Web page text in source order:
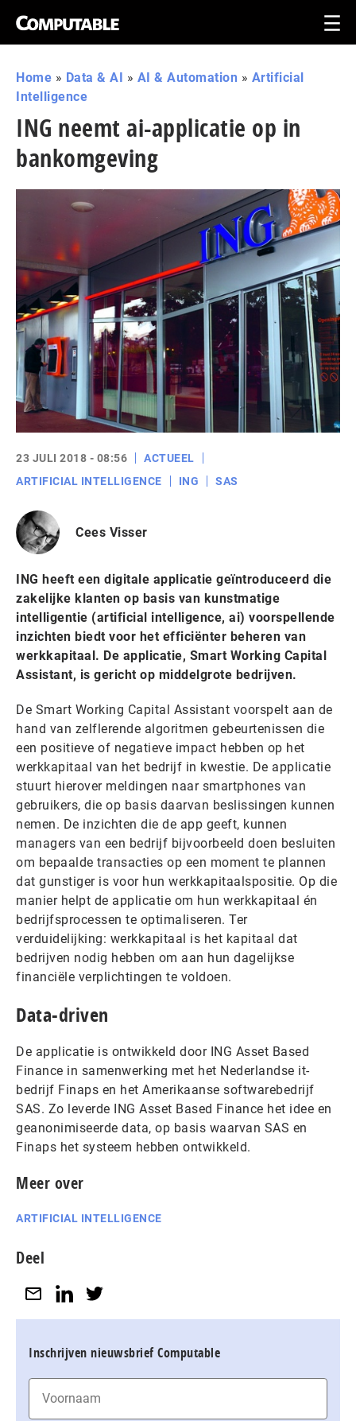
Home » Data & AI » AI & Automation » Artificial
Intelligence
ING neemt ai-applicatie op in
bankomgeving
23 JULI 2018 - 08:56
ACTUEEL
ARTIFICIAL INTELLIGENCE
ING SAS
Cees Visser
ING heeft een digitale applicatie geïntroduceerd die
zakelijke klanten op basis van kunstmatige
intelligentie (artificial intelligence, ai) voorspellende
inzichten biedt voor het efficiënter beheren van
werkkapitaal. De applicatie, Smart Working Capital
Assistant, is gericht op middelgrote bedrijven.
De Smart Working Capital Assistant voorspelt aan de
hand van zelflerende algoritmen gebeurtenissen die
een positieve of negatieve impact hebben op het
werkkapitaal van het bedrijf in kwestie. De applicatie
stuurt hierover meldingen naar smartphones van
gebruikers, die op basis daarvan beslissingen kunnen
nemen. De inzichten die de app geeft, kunnen
managers van een bedrijf bijvoorbeeld doen besluiten
om bepaalde transacties op een moment te plannen
dat gunstiger is voor hun werkkapitaalspositie. Op die
manier helpt de applicatie om hun werkkapitaal én
bedrijfsprocessen te optimaliseren. Ter
verduidelijking: werkkapitaal is het kapitaal dat
bedrijven nodig hebben om aan hun dagelijkse
financiële verplichtingen te voldoen.
Data-driven
De applicatie is ontwikkeld door ING Asset Based
Finance in samenwerking met het Nederlandse it-
bedrijf Finaps en het Amerikaanse softwarebedrijf
SAS. Zo leverde ING Asset Based Finance het idee en
geanonimiseerde data, op basis waarvan SAS en
Finaps het systeem hebben ontwikkeld.
Meer over
ARTIFICIAL INTELLIGENCE
Deel
Inschrijven nieuwsbrief Computable